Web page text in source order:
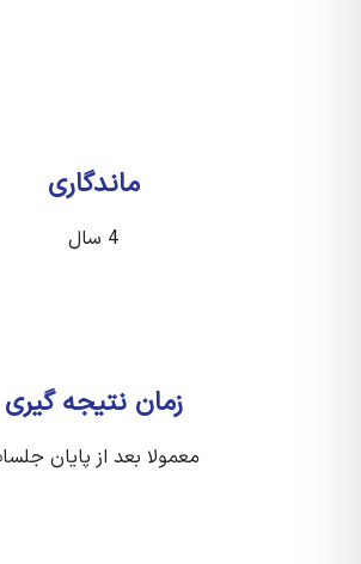
ماندگاری
زمان نتیجه گیری
معمولا بعد از پایان جلسات